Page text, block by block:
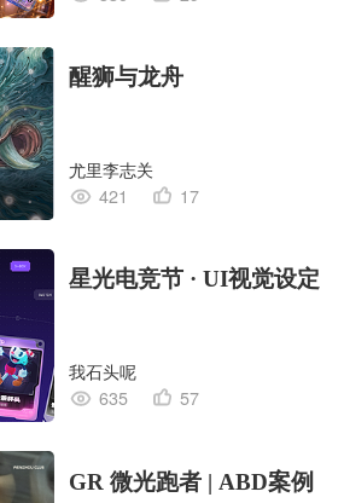
醒狮与龙舟
尤里李志关
421
17
星光电竞节 · UI视觉设定
我石头呢
635
57
GR 微光跑者 | ABD案例